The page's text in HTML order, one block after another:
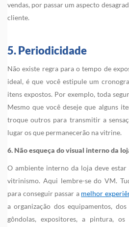
vendas, por passar um aspecto
cliente.
5. Periodicidade
Não existe regra para o tempo de
ideal, é que você estipule um
itens expostos. Por exemplo, toda
Mesmo que você deseje que alguns
troque outros para transmitir a
lugar os que permanecerão na vitrine.
6. Não esqueça do visual interno da
O ambiente interno da loja deve
vitrinismo. Aqui lembre-se do VM.
para conseguir passar a melhor
a organização dos equipamentos,
gôndolas, expositores, a pintura,